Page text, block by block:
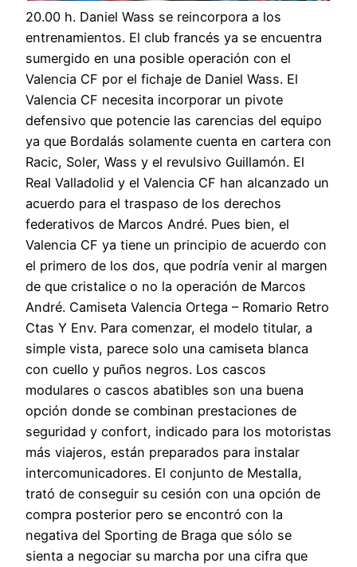
20.00 h. Daniel Wass se reincorpora a los
entrenamientos. El club francés ya se encuentra
sumergido en una posible operación con el
Valencia CF por el fichaje de Daniel Wass. El
Valencia CF necesita incorporar un pivote
defensivo que potencie las carencias del equipo
ya que Bordalás solamente cuenta en cartera con
Racic, Soler, Wass y el revulsivo Guillamón. El
Real Valladolid y el Valencia CF han alcanzado un
acuerdo para el traspaso de los derechos
federativos de Marcos André. Pues bien, el
Valencia CF ya tiene un principio de acuerdo con
el primero de los dos, que podría venir al margen
de que cristalice o no la operación de Marcos
André. Camiseta Valencia Ortega – Romario Retro
Ctas Y Env. Para comenzar, el modelo titular, a
simple vista, parece solo una camiseta blanca
con cuello y puños negros. Los cascos
modulares o cascos abatibles son una buena
opción donde se combinan prestaciones de
seguridad y confort, indicado para los motoristas
más viajeros, están preparados para instalar
intercomunicadores. El conjunto de Mestalla,
trató de conseguir su cesión con una opción de
compra posterior pero se encontró con la
negativa del Sporting de Braga que sólo se
sienta a negociar su marcha por una cifra que